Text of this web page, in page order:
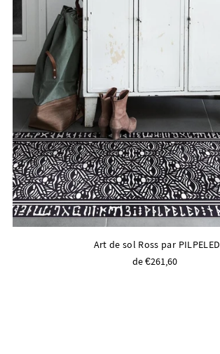
Art de sol Ross par PILPELED
de €261,60